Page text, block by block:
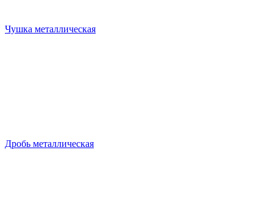
Чушка металлическая
Дробь металлическая